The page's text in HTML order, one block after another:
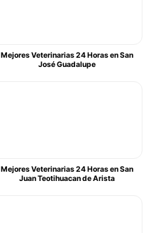
Mejores Veterinarias 24 Horas en San
José Guadalupe
Mejores Veterinarias 24 Horas en San
Juan Teotihuacan de Arista